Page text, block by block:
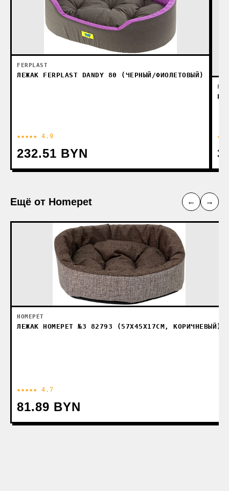
FERPLAST
ЛЕЖАК FERPLAST DANDY 80 (ЧЕРНЫЙ/ФИОЛЕТОВЫЙ)
★★★★★ 4.9
232.51 BYN
Ещё от Homepet ← →
HOMEPET
ЛЕЖАК HOMEPET №3 82793 (57X45X17СМ, КОРИЧНЕВЫЙ)
★★★★★ 4.7
81.89 BYN